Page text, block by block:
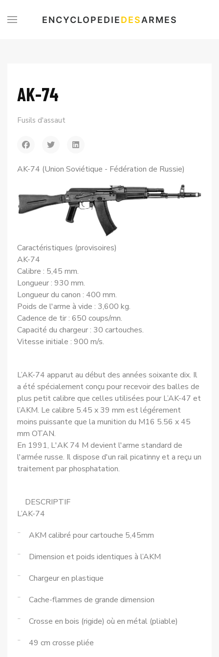
ENCYCLOPEDIEDESARMES
AK-74
Fusils d'assaut
AK-74 (Union Soviétique - Fédération de Russie)
Caractéristiques (provisoires)
AK-74
Calibre : 5,45 mm.
Longueur : 930 mm.
Longueur du canon : 400 mm.
Poids de l'arme à vide : 3,600 kg.
Cadence de tir : 650 coups/mn.
Capacité du chargeur : 30 cartouches.
Vitesse initiale : 900 m/s.
L’AK-74 apparut au début des années soixante dix. Il
a été spécialement conçu pour recevoir des balles de
plus petit calibre que celles utilisées pour L’AK-47 et
l’AKM. Le calibre 5.45 x 39 mm est légérement
moins puissante que la munition du M16 5.56 x 45
mm OTAN.
En 1991, L'AK 74 M devient l'arme standard de
l'armée russe. Il dispose d'un rail picatinny et a reçu un
traitement par phosphatation.
DESCRIPTIF
L’AK-74
¨ AKM calibré pour cartouche 5,45mm
¨ Dimension et poids identiques à l’AKM
¨ Chargeur en plastique
¨ Cache-flammes de grande dimension
¨ Crosse en bois (rigide) où en métal (pliable)
¨ 49 cm crosse pliée